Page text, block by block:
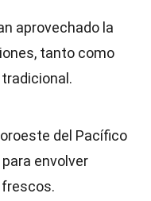
aprovechado la
tanto como
del Pacífico
envolver